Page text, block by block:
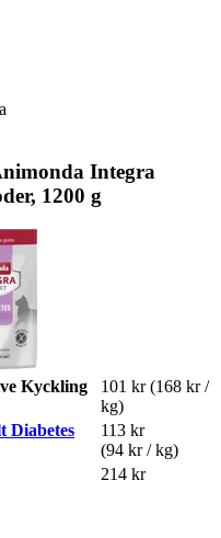
Integra
1200 g
Kyckling
101 kr (168 kr /
kg)
Diabetes
113 kr
(94 kr / kg)
214 kr